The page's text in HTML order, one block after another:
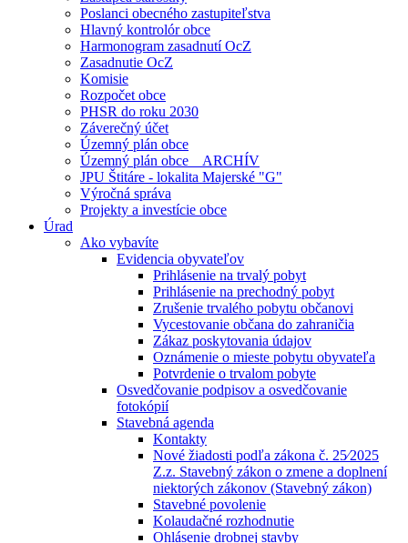
Poslanci obecného zastupiteľstva
Hlavný kontrolór obce
Harmonogram zasadnutí OcZ
Zasadnutie OcZ
Komisie
Rozpočet obce
PHSR do roku 2030
Záverečný účet
Územný plán obce
Územný plán obce _ ARCHÍV
JPU Štitáre - lokalita Majerské "G"
Výročná správa
Projekty a investície obce
Úrad
Ako vybavíte
Evidencia obyvateľov
Prihlásenie na trvalý pobyt
Prihlásenie na prechodný pobyt
Zrušenie trvalého pobytu občanovi
Vycestovanie občana do zahraničia
Zákaz poskytovania údajov
Oznámenie o mieste pobytu obyvateľa
Potvrdenie o trvalom pobyte
Osvedčovanie podpisov a osvedčovanie
fotokópií
Stavebná agenda
Kontakty
Nové žiadosti podľa zákona č. 25⁄2025
Z.z. Stavebný zákon o zmene a doplnení
niektorých zákonov (Stavebný zákon)
Stavebné povolenie
Kolaudačné rozhodnutie
Ohlásenie drobnej stavby